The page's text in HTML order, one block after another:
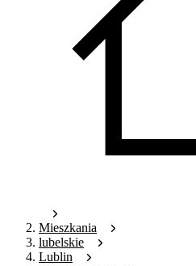
Mieszkania
lubelskie
Lublin